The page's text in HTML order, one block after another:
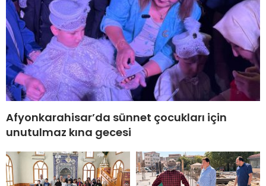
Afyonkarahisar’da sünnet çocukları için
unutulmaz kına gecesi